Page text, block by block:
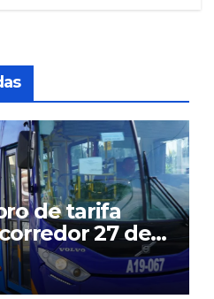
de tarifa
27 de
desde el